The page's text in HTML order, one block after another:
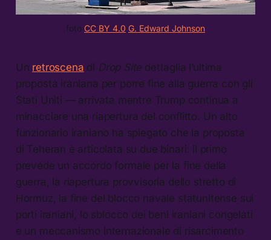
foto CC BY 4.0 G. Edward Johnson
Un retroscena di Drop Site dettaglia l’ultima
proposta iraniana per porre fine alla guerra con gli
Stati Uniti — arrivata mentre Trump continua a
minacciare una riapertura del conflitto. Un alto
funzionario iraniano ha spiegato che la proposta
di Teheran è articolata su due binari: il primo
prevede un accordo formale per la fine della
guerra, la riapertura provvisoria dello stretto di
Hormuz, la fine del blocco navale statunitense sui
porti iraniani, lo sblocco dei beni iraniani congelati
e un meccanismo internazionale di risarcimento